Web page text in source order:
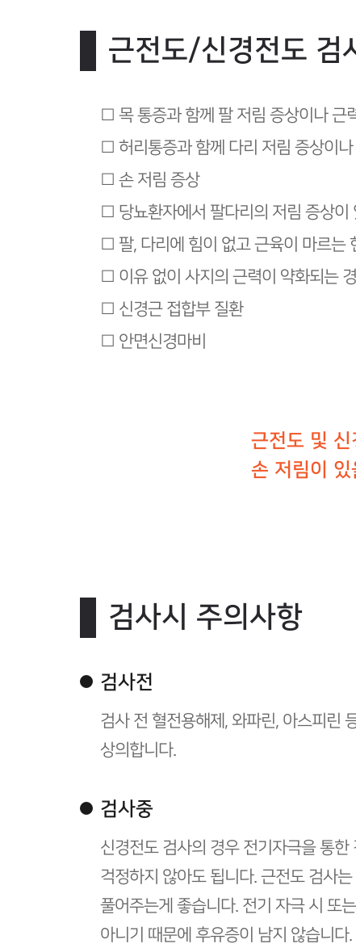
근전도/신경전도 검
□ 목 통증과 함께 팔 저림 증상이나 근
□ 허리통증과 함께 다리 저림 증상이
□ 손 저림 증상
□ 당뇨환자에서 팔다리의 저림 증상이
□ 팔, 다리에 힘이 없고 근육이 마르는
□ 이유 없이 사지의 근력이 약화되는
□ 신경근 접합부 질환
□ 안면신경마비
근전도 및
손 저림이
검사시 주의사항
검사전
검사 전 혈전용해제, 와파린, 아스피린
상의합니다.
검사중
신경전도 검사의 경우 전기자극을 통
걱정하지 않아도 됩니다. 근전도 검사
풀어주는게 좋습니다. 전기 자극 시 또
아니기 때문에 후유증이 남지 않습니다.